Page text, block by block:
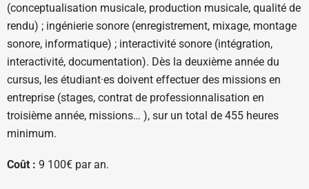
(conceptualisation musicale, production musicale, qualité de
rendu) ; ingénierie sonore (enregistrement, mixage, montage
sonore, informatique) ; interactivité sonore (intégration,
interactivité, documentation). Dès la deuxième année du
cursus, les étudiant·es doivent effectuer des missions en
entreprise (stages, contrat de professionnalisation en
troisième année, missions… ), sur un total de 455 heures
minimum.
Coût : 9 100€ par an.